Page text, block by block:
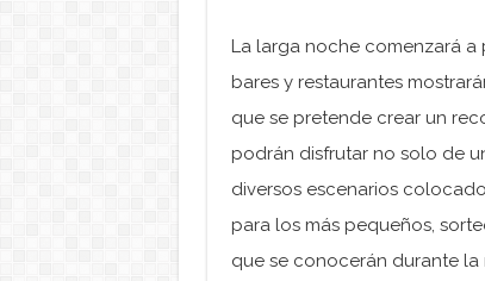
La larga noche comenzará
bares y restaurantes
que se pretende crear un
podrán disfrutar no solo de
diversos escenarios
para los más pequeños,
que se conocerán durante la